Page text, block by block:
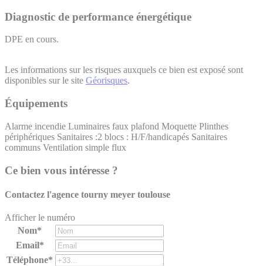
Diagnostic de performance énergétique
DPE en cours.
Les informations sur les risques auxquels ce bien est exposé sont
disponibles sur le site Géorisques.
Équipements
Alarme incendie Luminaires faux plafond Moquette Plinthes
périphériques Sanitaires :2 blocs : H/F/handicapés Sanitaires
communs Ventilation simple flux
Ce bien vous intéresse ?
Contactez l'agence tourny meyer toulouse
Afficher le numéro
Nom*
Email*
Téléphone*